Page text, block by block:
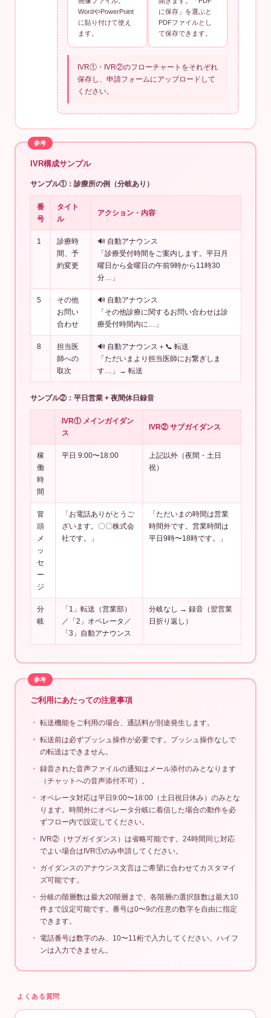
WordやPowerPoint
に貼り付けて使え
ます。
に保存」を選ぶと
PDFファイルとし
て保存できます。
IVR①・IVR②のフローチャートをそれぞれ
保存し、申請フォームにアップロードして
ください。
IVR構成サンプル
サンプル①：診療所の例（分岐あり）
番
号
タイト
ル
アクション・内容
1
診療時
間、予
約変更
🔊 自動アナウンス
「診療受付時間をご案内します。平日月
曜日から金曜日の午前9時から11時30
分…」
5
その他
お問い
合わせ
🔊 自動アナウンス
「その他診療に関するお問い合わせは診
療受付時間内に…」
8
担当医
師への
取次
🔊 自動アナウンス＋📞 転送
「ただいまより担当医師にお繋ぎしま
す…」→ 転送
サンプル②：平日営業 + 夜間休日録音
IVR① メインガイダン
ス
IVR② サブガイダンス
稼
働
時
間
平日 9:00〜18:00
上記以外（夜間・土日
祝）
冒
頭
メ
ッ
セ
ー
ジ
「お電話ありがとうご
ざいます。〇〇株式会
社です。」
「ただいまの時間は営業
時間外です。営業時間は
平日9時〜18時です。」
分
岐
「1」転送（営業部）
／「2」オペレータ／
「3」自動アナウンス
分岐なし → 録音（翌営業
日折り返し）
ご利用にあたっての注意事項
転送機能をご利用の場合、通話料が別途発生します。
転送前は必ずプッシュ操作が必要です。プッシュ操作なしで
の転送はできません。
録音された音声ファイルの通知はメール添付のみとなります
（チャットへの音声添付不可）。
オペレータ対応は平日9:00〜18:00（土日祝日休み）のみとな
ります。時間外にオペレータ分岐に着信した場合の動作を必
ずフロー内で設定してください。
IVR②（サブガイダンス）は省略可能です。24時間同じ対応
でよい場合はIVR①のみ申請してください。
ガイダンスのアナウンス文言はご希望に合わせてカスタマイ
ズ可能です。
分岐の階層数は最大20階層まで、各階層の選択肢数は最大10
件まで設定可能です。番号は0〜9の任意の数字を自由に指定
できます。
電話番号は数字のみ、10〜11桁で入力してください。ハイフ
ンは入力できません。
よくある質問